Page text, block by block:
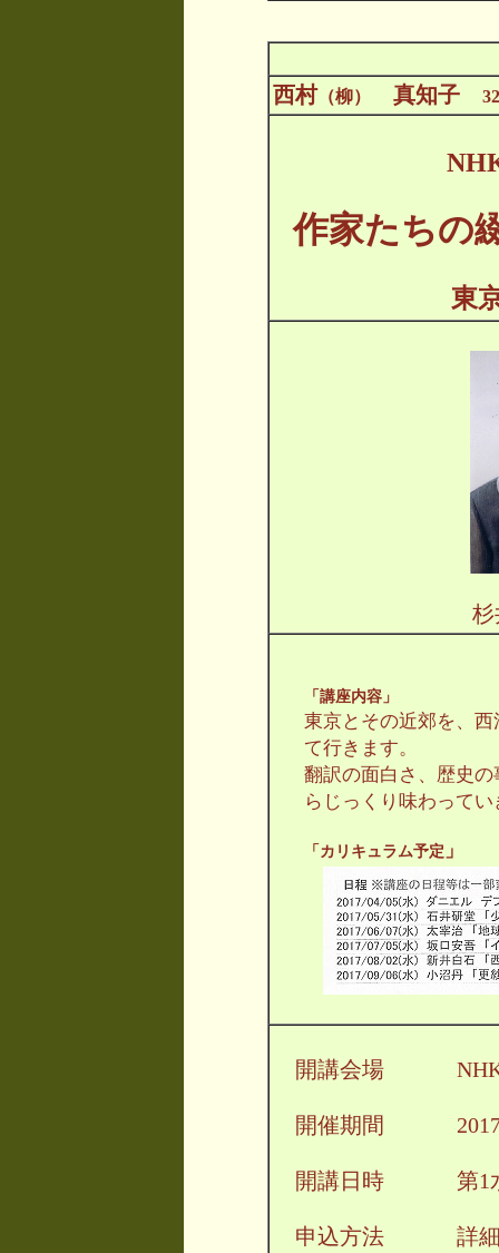
西村（柳） 真知子
作家たちの
東
「講座内容」
東京とその近郊を、
て行きます。
翻訳の面白さ、歴史
らじっくり味わって
「カリキュラム予定 」
開講会場 NHK
開催期間 2017/
開講日時 第1
申込方法 詳細